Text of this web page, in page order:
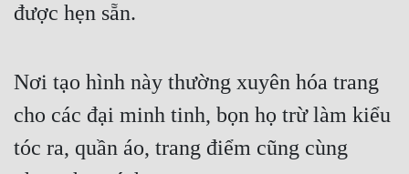
được hẹn sẵn.
Nơi tạo hình này thường xuyên hóa trang
cho các đại minh tinh, bọn họ trừ làm kiểu
tóc ra, quần áo, trang điểm cũng cùng